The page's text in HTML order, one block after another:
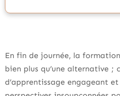
En fin de journée, la
bien plus qu’une alternative ;
d’apprentissage engageant